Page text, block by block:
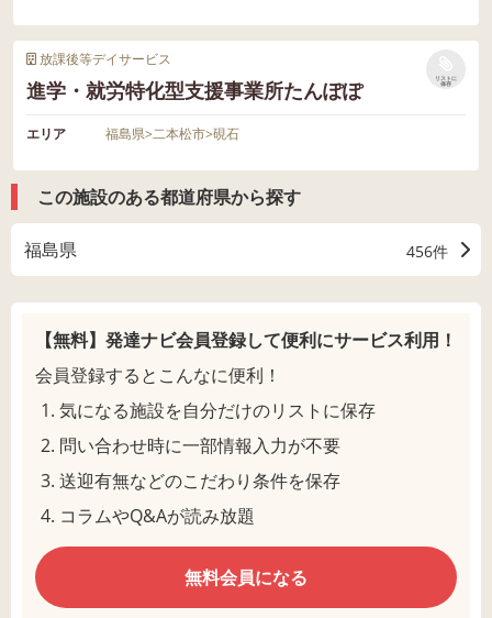
放課後等デイサービス
進学・就労特化型支援事業所たんぽぽ
リストに
保存
エリア 福島県>二本松市>硯石
この施設のある都道府県から探す
福島県 456件
【無料】発達ナビ会員登録して便利にサービス利用！
会員登録するとこんなに便利！
気になる施設を自分だけのリストに保存
問い合わせ時に一部情報入力が不要
送迎有無などのこだわり条件を保存
コラムやQ&Aが読み放題
無料会員になる